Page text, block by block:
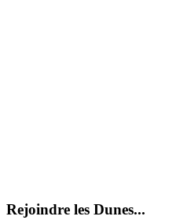
Rejoindre les Dunes...